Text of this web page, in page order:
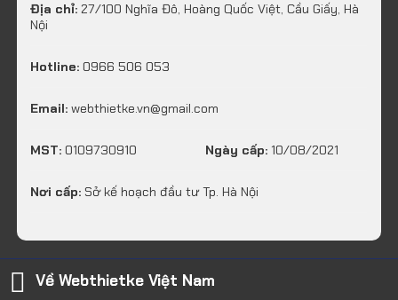
Địa chỉ: 27/100 Nghĩa Đô, Hoàng Quốc Việt, Cầu Giấy, Hà
Nội
Hotline: 0966 506 053
Email: webthietke.vn@gmail.com
MST: 0109730910 Ngày cấp: 10/08/2021
Nơi cấp: Sở kế hoạch đầu tư Tp. Hà Nội
Về Webthietke Việt Nam